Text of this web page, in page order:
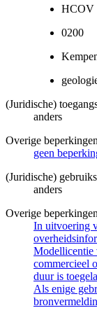
HCOV
0200
(Juridische)
anders
Overige beperkingen
geen
(Juridische)
anders
Overige beperkingen
In uitvoering
Modellicentie
commercieel
duur is
Als enige